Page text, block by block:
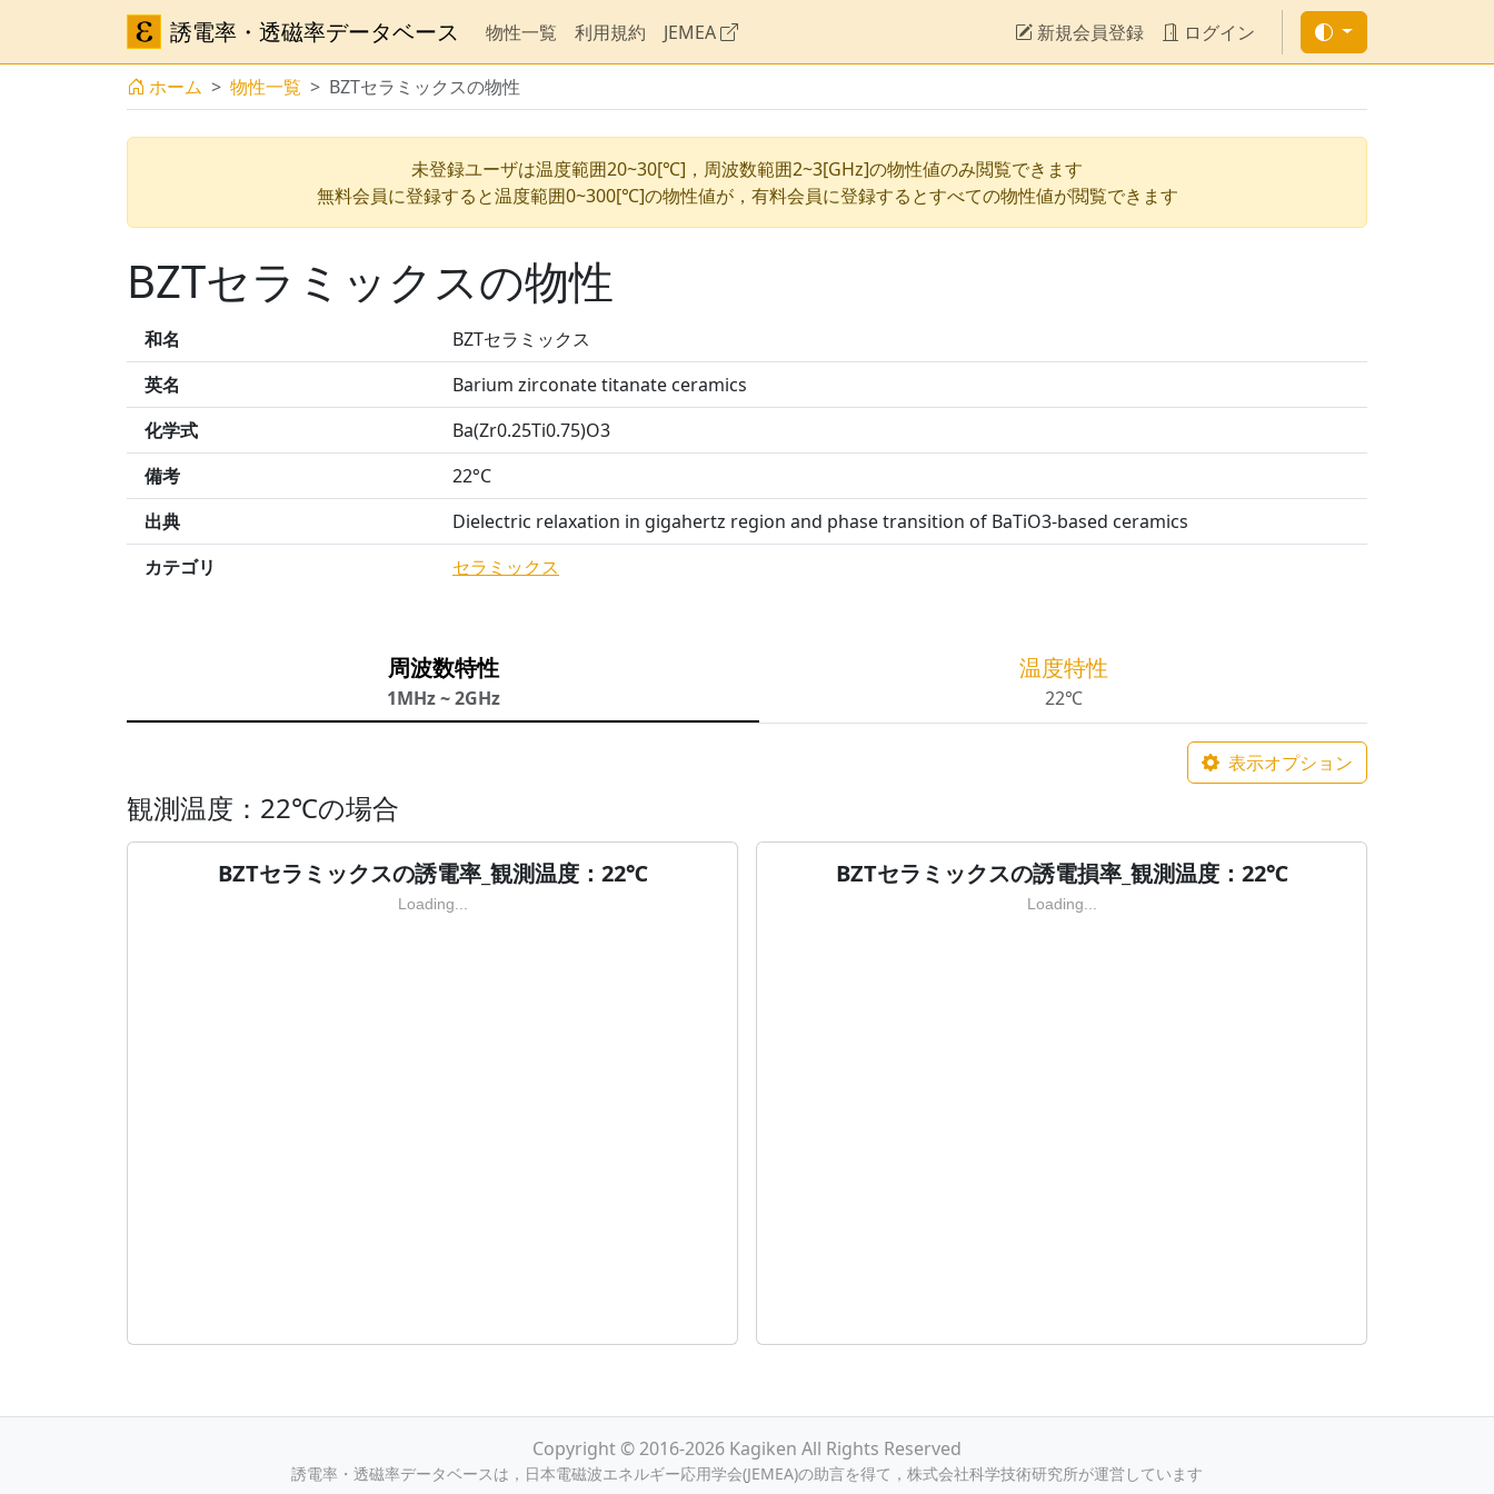
誘電率・透磁率データベース 物性一覧 利用規約 JEMEA 新規会員登録 ログイン
ホーム 物性一覧 BZTセラミックスの物性
未登録ユーザは温度範囲20~30[℃]，周波数範囲2~3[GHz]の物性値のみ閲覧できます
無料会員に登録すると温度範囲0~300[℃]の物性値が，有料会員に登録するとすべての物性値が閲覧できます
BZTセラミックスの物性
和名
BZTセラミックス
英名
Barium zirconate titanate ceramics
化学式
Ba(Zr0.25Ti0.75)O3
備考
22°C
出典
Dielectric relaxation in gigahertz region and phase transition of BaTiO3-based ceramics
カテゴリ
セラミックス
周波数特性
1MHz ~ 2GHz
温度特性
22℃
表示オプション
観測温度：22℃の場合
BZTセラミックスの誘電率_観測温度：22℃
Loading...
BZTセラミックスの誘電損率_観測温度：22℃
Loading...
Copyright © 2016-2026 Kagiken All Rights Reserved
誘電率・透磁率データベースは，日本電磁波エネルギー応用学会(JEMEA)の助言を得て，株式会社科学技術研究所が運営しています